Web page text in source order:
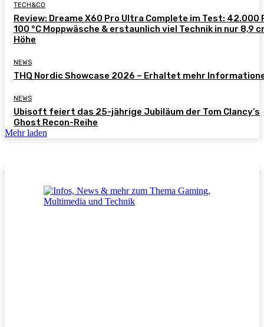
TECH&CO
Review: Dreame X60 Pro Ultra Complete im Test: 42.000
100 °C Moppwäsche & erstaunlich viel Technik in nur 8,9
Höhe
NEWS
THQ Nordic Showcase 2026 – Erhaltet mehr
NEWS
Ubisoft feiert das 25-jährige Jubiläum der Tom Clancy’s
Ghost Recon-Reihe
Mehr laden